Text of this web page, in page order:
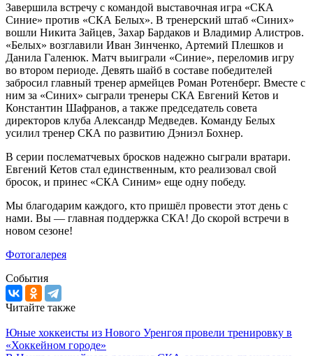
Завершила встречу с командой выставочная игра «СКА
Синие» против «СКА Белых». В тренерский штаб «Синих»
вошли Никита Зайцев, Захар Бардаков и Владимир Алистров.
«Белых» возглавили Иван Зинченко, Артемий Плешков и
Данила Галенюк. Матч выиграли «Синие», переломив игру
во втором периоде. Девять шайб в составе победителей
забросил главный тренер армейцев Роман Ротенберг. Вместе с
ним за «Синих» сыграли тренеры СКА Евгений Кетов и
Константин Шафранов, а также председатель совета
директоров клуба Александр Медведев. Команду Белых
усилил тренер СКА по развитию Дэниэл Бохнер.
В серии послематчевых бросков надежно сыграли вратари.
Евгений Кетов стал единственным, кто реализовал свой
бросок, и принес «СКА Синим» еще одну победу.
Мы благодарим каждого, кто пришёл провести этот день с
нами. Вы — главная поддержка СКА! До скорой встречи в
новом сезоне!
Фотогалерея
События
Читайте также
Юные хоккеисты из Нового Уренгоя провели тренировку в
«Хоккейном городе»